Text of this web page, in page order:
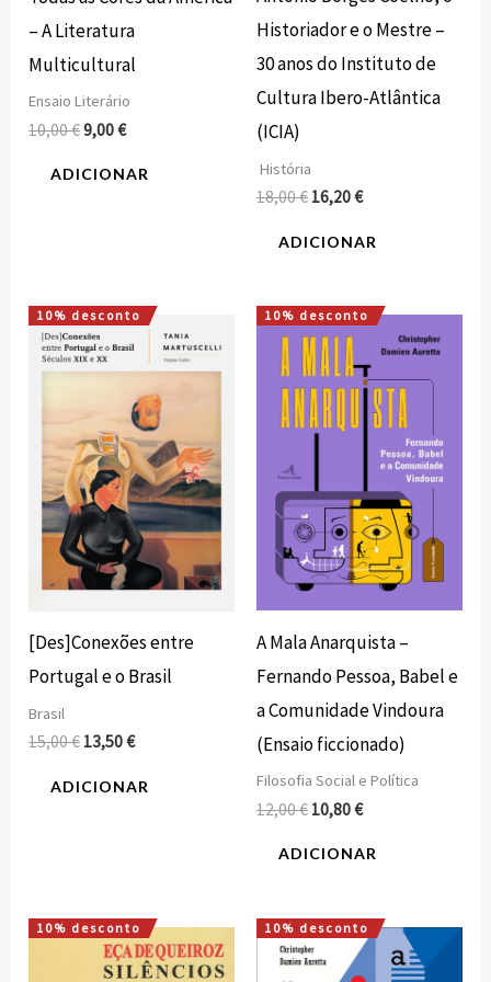
– A Literatura
Multicultural
Ensaio Literário
10,00€9,00€
ADICIONAR
Historiador e o Mestre –
30 anos do Instituto de
Cultura Ibero-Atlântica
(ICIA)
História
18,00€ 16,20€
ADICIONAR
10% desconto
[Des]Conexões entre
Portugal e o Brasil
Brasil
15,00€
O
preço
original
15,00 €.
13,50€
O
preço
atual
13,50 €.
ADICIONAR
10% desconto
A Mala Anarquista –
Fernando Pessoa, Babel e
a Comunidade Vindoura
(Ensaio ficcionado)
Filosofia Social e Política
12,00€
O
preço
original
era:
12,00 €.
10,80€
O
preço
atual
é:
10,80 €.
ADICIONAR
10% desconto
O
preço
O
preço
10% desconto
O
preço
O
preço